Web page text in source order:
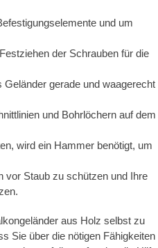
und um
der Schrauben für die
gerade und waagerecht
und Bohrlöchern auf dem
wird ein Hammer benötigt, um
vor Staub zu schützen und Ihre
aus Holz selbst zu
Sie über die nötigen Fähigkeiten